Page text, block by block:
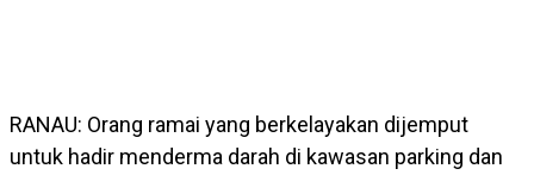
RANAU: Orang ramai yang berkelayakan dijemput
untuk hadir menderma darah di kawasan parking dan